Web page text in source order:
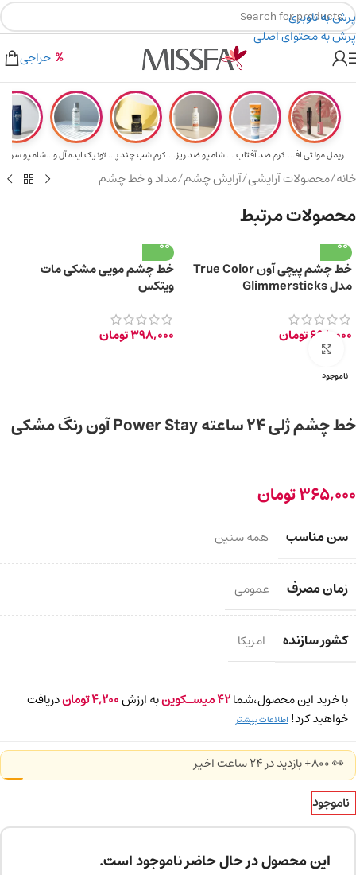
پرش به ناوبری
پرش به محتوای اصلی
۲٪ تخفیف روی سبد خرید برای روش کارت به کارت
هدیه برای خرید های بالای ۵ میلیون تومن
حراجی
ریمل مولتی افکت... کرم ضد آفتاب حا... شامپو ضد ریزش و... کرم شب چند پپتی... تونیک ایده آل و...
خانه/محصولات آرایشی/آرایش چشم/مداد و خط چشم
محصولات مرتبط
خط چشم پیچی آون True Color
مدل Glimmersticks
698,000تومان
خط چشم مویی مشکی مات
ویتکس
398,000تومان
ناموجود
برای بزرگ‌نمایی کلیک کنید
خط چشم ژلی 24 ساعته Power Stay آون رنگ مشکی
365,000تومان
سن مناسب همه سنین
زمان مصرف عمومی
کشور سازنده امریکا
با خرید این محصول،شما42میسـکوینبه ارزش4,200توماندریافت
خواهید کرد! اطلاعات بیشتر
👀 800+ بازدید در ۲۴ ساعت اخیر
ناموجود
این محصول در حال حاضر ناموجود است.